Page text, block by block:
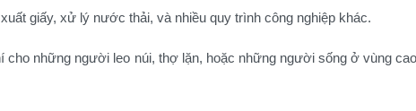
giấy, xử lý nước thải, và nhiều quy trình công nghiệp khác.
những người leo núi, thợ lặn, hoặc những người sống ở vùng